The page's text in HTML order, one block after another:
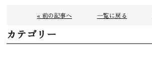
« 前の記事へ 一覧に戻る
カテゴリー